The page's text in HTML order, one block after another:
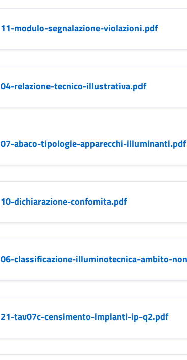
11-modulo-segnalazione-violazioni.pdf
04-relazione-tecnico-illustrativa.pdf
07-abaco-tipologie-apparecchi-illuminanti.pdf
10-dichiarazione-confomita.pdf
06-classificazione-illuminotecnica-ambito-
21-tav07c-censimento-impianti-ip-q2.pdf